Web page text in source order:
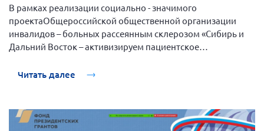
В рамках реализации социально - значимого
проектаОбщероссийской общественной организации
инвалидов – больных рассеянным склерозом «Сибирь и
Дальний Восток – активизируем пациентское
грантов, 16 декабря 2020 года прошла очередная веб-
Читать далее